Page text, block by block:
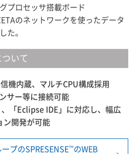
プロセッサ搭載ボード
のネットワークを使ったデータ
た。
ついて
機内蔵、マルチCPU構成採用
サー等に接続可能
、「Eclipse IDE」に対応し、幅広
ン開発が可能
プのSPRESENSE™のWEB